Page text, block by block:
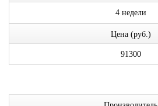
4 недели
Цена (руб.)
91300